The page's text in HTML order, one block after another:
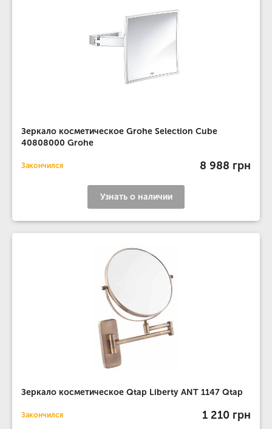
Зеркало косметическое Grohe Selection Cube
40808000 Grohe
Закончился 8 988 грн
Узнать о наличии
Зеркало косметическое Qtap Liberty ANT 1147 Qtap
Закончился 1 210 грн